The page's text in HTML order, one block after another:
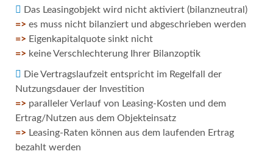
Das Leasingobjekt wird nicht aktiviert (bilanzneutral)
=> es muss nicht bilanziert und abgeschrieben werden
=> Eigenkapitalquote sinkt nicht
=> keine Verschlechterung Ihrer Bilanzoptik
Die Vertragslaufzeit entspricht im Regelfall der
Nutzungsdauer der Investition
=> paralleler Verlauf von Leasing-Kosten und dem
Ertrag/Nutzen aus dem Objekteinsatz
=> Leasing-Raten können aus dem laufenden Ertrag
bezahlt werden